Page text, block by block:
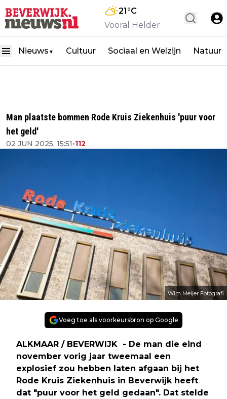
21°C
Vooral Helder
Nieuws ▼ Cultuur Sociaal en Welzijn Natuur
Man plaatste bommen Rode Kruis Ziekenhuis 'puur voor
het geld'
02 JUN 2025, 15:51•112
Wim Meijer Fotografi
Voeg toe als voorkeursbron op Google
ALKMAAR / BEVERWIJK - De man die eind
november vorig jaar tweemaal een
explosief zou hebben laten afgaan bij het
Rode Kruis Ziekenhuis in Beverwijk heeft
dat "puur voor het geld gedaan". Dat stelde